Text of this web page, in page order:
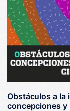
Obstáculos a la
concepciones y